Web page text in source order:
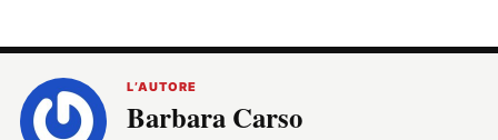
L’AUTORE
Barbara Carso